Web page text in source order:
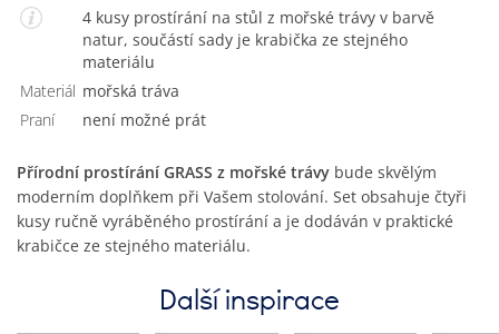
4 kusy prostírání na stůl z mořské trávy v barvě
natur, součástí sady je krabička ze stejného
materiálu
Materiál
mořská tráva
Praní
není možné prát
Přírodní prostírání GRASS z mořské trávy bude skvělým
moderním doplňkem při Vašem stolování. Set obsahuje čtyři
kusy ručně vyráběného prostírání a je dodáván v praktické
krabičce ze stejného materiálu.
Další inspirace